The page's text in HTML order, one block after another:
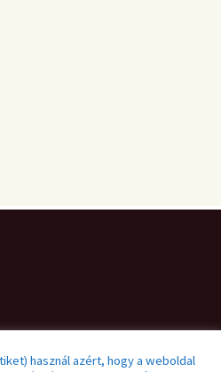
használ azért, hogy a weboldal